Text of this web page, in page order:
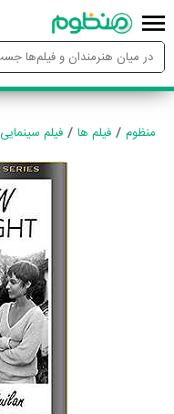
منظوم فیلم ها فیلم سینمایی Children of the Night (1985)